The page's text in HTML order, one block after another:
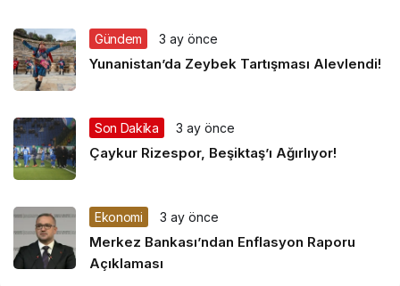
Gündem 3 ay önce
Yunanistan’da Zeybek Tartışması Alevlendi!
Son Dakika 3 ay önce
Çaykur Rizespor, Beşiktaş’ı Ağırlıyor!
Ekonomi 3 ay önce
Merkez Bankası’ndan Enflasyon Raporu
Açıklaması